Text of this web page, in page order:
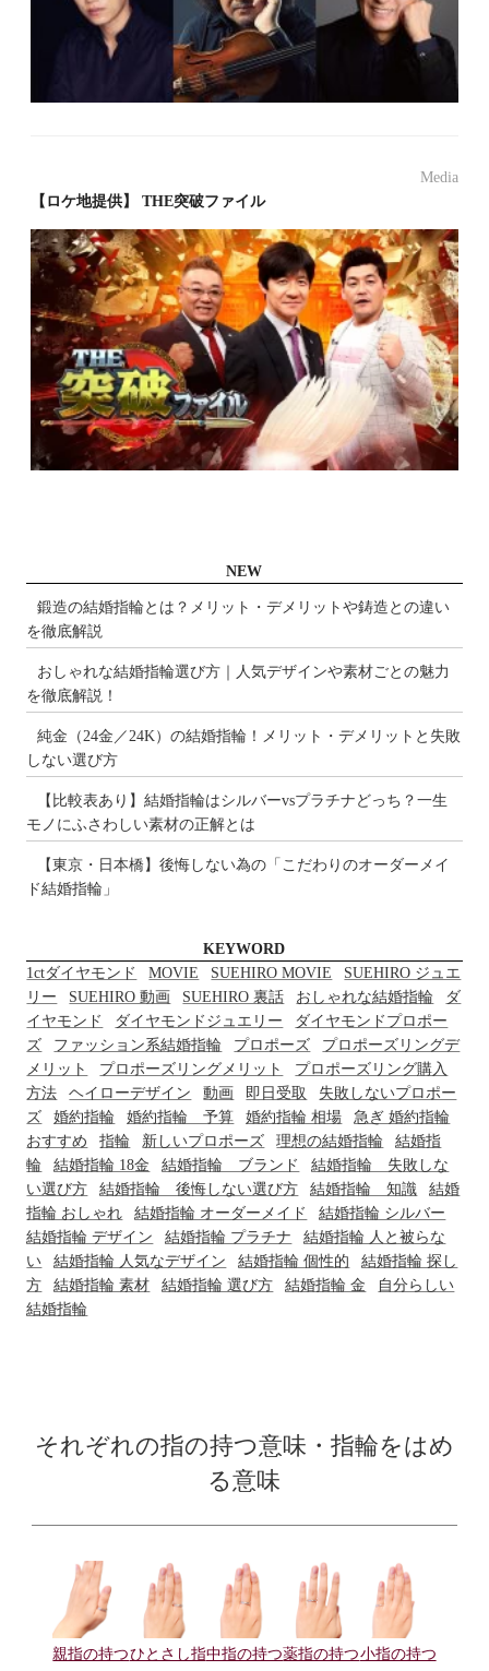
Media
【ロケ地提供】 THE突破ファイル
NEW
鍛造の結婚指輪とは？メリット・デメリットや鋳造との違い
を徹底解説
おしゃれな結婚指輪選び方｜人気デザインや素材ごとの魅力
を徹底解説！
純金（24金／24K）の結婚指輪！メリット・デメリットと失敗
しない選び方
【比較表あり】結婚指輪はシルバーvsプラチナどっち？一生
モノにふさわしい素材の正解とは
【東京・日本橋】後悔しない為の「こだわりのオーダーメイ
ド結婚指輪」
KEYWORD
1ctダイヤモンド
MOVIE SUEHIRO MOVIE
SUEHIRO ジュエ
リー
SUEHIRO 動画 SUEHIRO 裏話 おしゃれな結婚指輪
ダ
イヤモンド
ダイヤモンドジュエリー
ダイヤモンドプロポー
ズ
ファッション系結婚指輪 プロポーズ
プロポーズリングデ
メリット
プロポーズリングメリット
プロポーズリング購入
方法
ヘイローデザイン 動画 即日受取
失敗しないプロポー
ズ
婚約指輪 婚約指輪 予算 婚約指輪 相場
急ぎ 婚約指輪
おすすめ
指輪 新しいプロポーズ 理想の結婚指輪
結婚指
輪
結婚指輪 18金 結婚指輪 ブランド
結婚指輪 失敗しな
い選び方
結婚指輪 後悔しない選び方 結婚指輪 知識
結婚
指輪 おしゃれ
結婚指輪 オーダーメイド
結婚指輪 シルバー
結婚指輪 デザイン
結婚指輪 プラチナ
結婚指輪 人と被らな
い
結婚指輪 人気なデザイン 結婚指輪 個性的
結婚指輪 探し
方
結婚指輪 素材 結婚指輪 選び方 結婚指輪 金
自分らしい
結婚指輪
それぞれの指の持つ意味・指輪をはめ
る意味
親指の持つひとさし指中指の持つ薬指の持つ小指の持つ